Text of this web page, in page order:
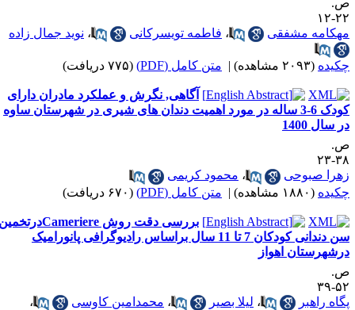
۱۲
مشفقی
،فاطمه تویسرکانی ،نوید جمال زاده
(۲۰۹۳ مشاهده) | متن کامل (PDF) (۷۷۵ دریافت)
آگاهی, نگرش و عملکرد مادران دارای
کودک 6-3 ساله در مورد اهمیت دندان های شیری در شهرستان ساوه
سال 1400
۲۳
صبوحی
،محمود کریمی
(۱۸۸۰ مشاهده) | متن کامل (PDF) (۶۷۰ دریافت)
بررسی دقت روش Cameriereدرتخمین
سن دندانی کودکان 7 تا 11 سال براساس رادیوگرافی پانورامیک
اهواز
۳۹
راهبر
،لیلا بصیر ،محمدامین کاوسی
،